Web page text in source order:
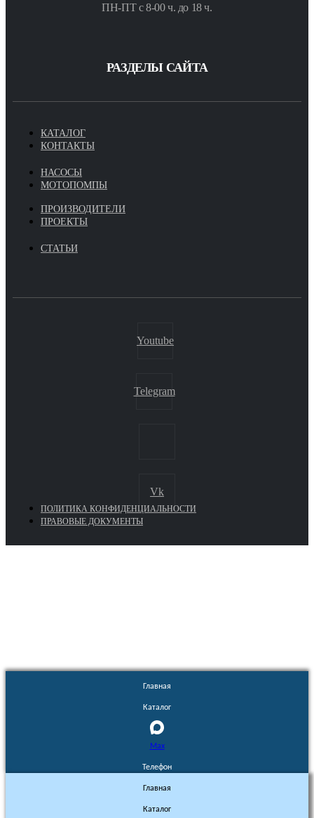
ПН-ПТ с 8-00 ч. до 18 ч.
РАЗДЕЛЫ САЙТА
КАТАЛОГ
КОНТАКТЫ
НАСОСЫ
МОТОПОМПЫ
ПРОИЗВОДИТЕЛИ
ПРОЕКТЫ
СТАТЬИ
Youtube
Telegram
Vk
ПОЛИТИКА КОНФИДЕНЦИАЛЬНОСТИ
ПРАВОВЫЕ ДОКУМЕНТЫ
Главная
Каталог
Max
Телефон
Главная
Каталог